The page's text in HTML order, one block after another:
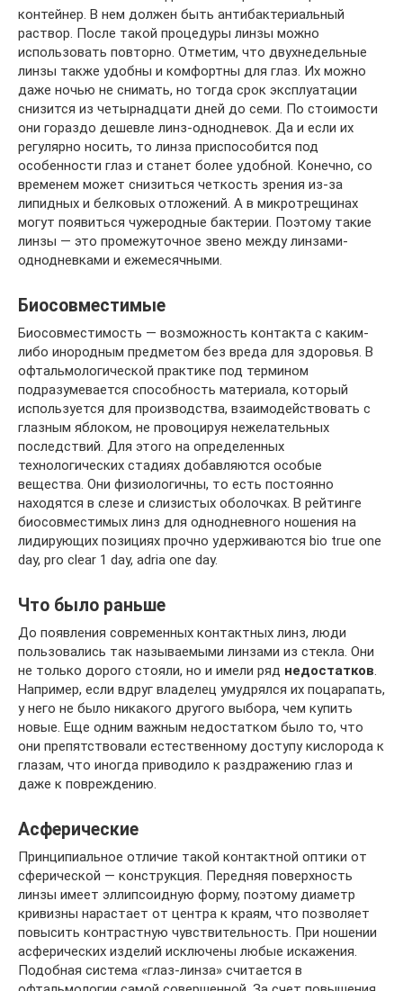
контейнер. В нем должен быть антибактериальный
раствор. После такой процедуры линзы можно
использовать повторно. Отметим, что двухнедельные
линзы также удобны и комфортны для глаз. Их можно
даже ночью не снимать, но тогда срок эксплуатации
снизится из четырнадцати дней до семи. По стоимости
они гораздо дешевле линз-однодневок. Да и если их
регулярно носить, то линза приспособится под
особенности глаз и станет более удобной. Конечно, со
временем может снизиться четкость зрения из-за
липидных и белковых отложений. А в микротрещинах
могут появиться чужеродные бактерии. Поэтому такие
линзы — это промежуточное звено между линзами-
однодневками и ежемесячными.
Биосовместимые
Биосовместимость — возможность контакта с каким-
либо инородным предметом без вреда для здоровья. В
офтальмологической практике под термином
подразумевается способность материала, который
используется для производства, взаимодействовать с
глазным яблоком, не провоцируя нежелательных
последствий. Для этого на определенных
технологических стадиях добавляются особые
вещества. Они физиологичны, то есть постоянно
находятся в слезе и слизистых оболочках. В рейтинге
биосовместимых линз для однодневного ношения на
лидирующих позициях прочно удерживаются bio true one
day, pro clear 1 day, adria one day.
Что было раньше
До появления современных контактных линз, люди
пользовались так называемыми линзами из стекла. Они
не только дорого стояли, но и имели ряд недостатков
Например, если вдруг владелец умудрялся их поцарапать,
у него не было никакого другого выбора, чем купить
новые. Еще одним важным недостатком было то, что
они препятствовали естественному доступу кислорода к
глазам, что иногда приводило к раздражению глаз и
даже к повреждению.
Асферические
Принципиальное отличие такой контактной оптики от
сферической — конструкция. Передняя поверхность
линзы имеет эллипсоидную форму, поэтому диаметр
кривизны нарастает от центра к краям, что позволяет
повысить контрастную чувствительность. При ношении
асферических изделий исключены любые искажения.
Подобная система «глаз-линза» считается в